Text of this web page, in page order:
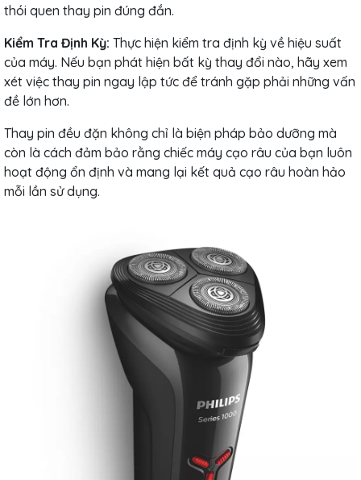
thói quen thay pin đúng đắn.
Kiểm Tra Định Kỳ: Thực hiện kiểm tra định kỳ về hiệu suất
của máy. Nếu bạn phát hiện bất kỳ thay đổi nào, hãy xem
xét việc thay pin ngay lập tức để tránh gặp phải những vấn
đề lớn hơn.
Thay pin đều đặn không chỉ là biện pháp bảo dưỡng mà
còn là cách đảm bảo rằng chiếc máy cạo râu của bạn luôn
hoạt động ổn định và mang lại kết quả cạo râu hoàn hảo
mỗi lần sử dụng.